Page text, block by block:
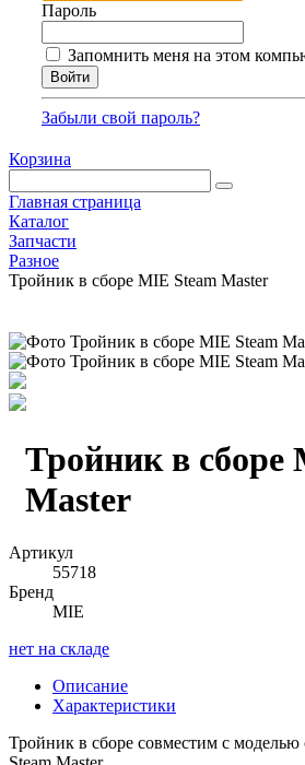
Пароль
Запомнить меня на этом
Забыли свой пароль?
Корзина
Главная страница
Каталог
Запчасти
Разное
Тройник в сборе MIE Steam Master
Тройник в сборе
Master
Артикул
55718
Бренд
MIE
нет на складе
Описание
Характеристики
Тройник в сборе совместим с моделью